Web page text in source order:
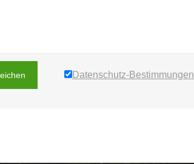
Datenschutz-Bestimmungen